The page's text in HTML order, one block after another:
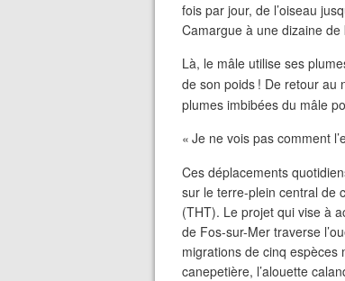
fois par jour, de l’oiseau
Camargue à une dizaine de
Là, le mâle utilise ses
de son poids ! De retour au
plumes imbibées du mâle
« Je ne vois pas comment
Ces déplacements
sur le terre-plein central de
(THT). Le projet qui vise à
de Fos-sur-Mer traverse
migrations de cinq espèces
canepetière, l’alouette